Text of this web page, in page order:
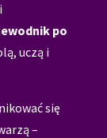
po
uczą i
się
–